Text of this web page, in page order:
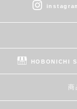
HOBONICHI
商